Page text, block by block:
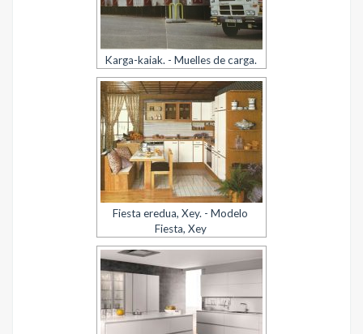
Karga-kaiak. - Muelles de carga.
Fiesta eredua, Xey. - Modelo
Fiesta, Xey